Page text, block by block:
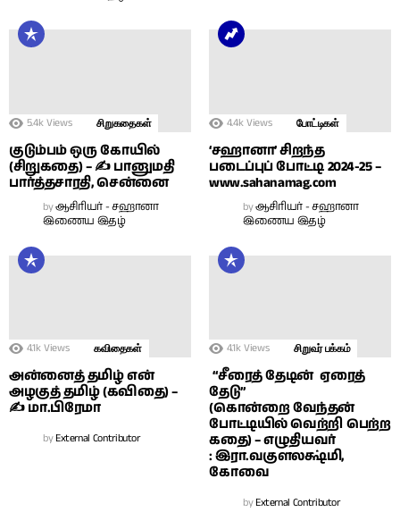
5.4k Views சிறுகதைகள்
குடும்பம் ஒரு கோயில்
(சிறுகதை) – ✍ பானுமதி
பார்த்தசாரதி, சென்னை
byஆசிரியர் - சஹானா
இணைய இதழ்
4.4k Views போட்டிகள்
‘சஹானா’ சிறந்த
படைப்புப் போட்டி 2024-25 –
www.sahanamag.com
byஆசிரியர் - சஹானா
இணைய இதழ்
4.1k Views கவிதைகள்
அன்னைத் தமிழ் என்
அழகுத் தமிழ் (கவிதை) –
✍ மா.பிரேமா
byExternal Contributor
4.1k Views சிறுவர் பக்கம்
“சீரைத் தேடின் ஏரைத்
தேடு”
(கொன்றை வேந்தன்
போட்டியில் வெற்றி பெற்ற
கதை) – எழுதியவர்
: இரா.வகுளலக்ஷ்மி,
கோவை
byExternal Contributor